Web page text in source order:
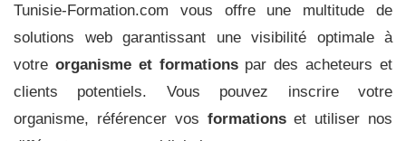
Tunisie-Formation.com vous offre une multitude de
solutions web garantissant une visibilité optimale à
votre organisme et formationspar des acheteurs et
clients potentiels. Vous pouvez inscrire votre
organisme, référencer vos formationset utiliser nos